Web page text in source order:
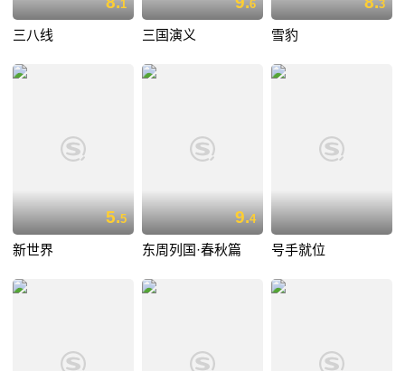
1
三八线
6
三国演义
3
雪豹
5.5
新世界
9.4
东周列国·春秋篇 号手就位